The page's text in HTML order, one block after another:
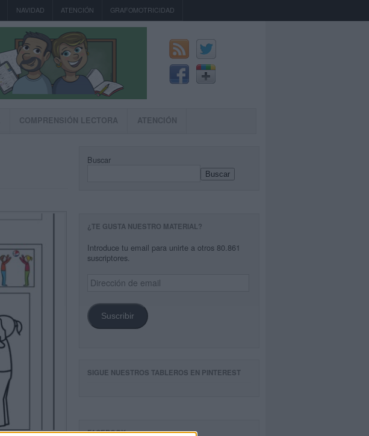
NAVIDAD ATENCIÓN GRAFOMOTRICIDAD
COMPRENSIÓN LECTORA ATENCIÓN
Buscar
Buscar
¿TE GUSTA NUESTRO MATERIAL?
Introduce tu email para unirte a otros 80.861
suscriptores.
Dirección
de
Suscribir
SIGUE NUESTROS TABLEROS EN PINTEREST
FACEBOOK